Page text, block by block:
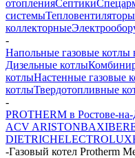
отопленияСептики
системыТепловентиляторы
коллекторные
-
Напольные газовые котлы
Дизельные котлы
котлыНастенные газовые
котлыТвердотопливные
-
PROTHERM в Ростове-
ACV ARISTONBAXI
DIETRICHELECTROLUX
-Газовый котел Protherm